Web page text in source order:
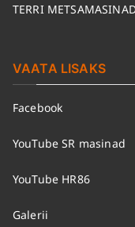
TERRI
VAATA LISAKS
Facebook
YouTube SR masinad
YouTube HR86
Galerii